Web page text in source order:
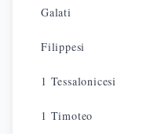
Galati
Filippesi
1 Tessalonicesi
1 Timoteo